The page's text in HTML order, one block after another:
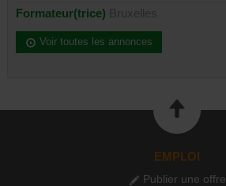
Formateur(trice)
Voir toutes les annonces
EMPLOI
Publier une offre